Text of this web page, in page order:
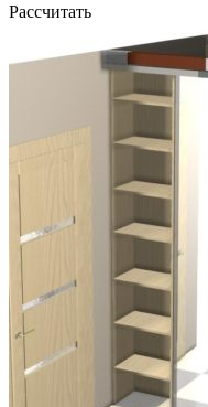
Рассчитать